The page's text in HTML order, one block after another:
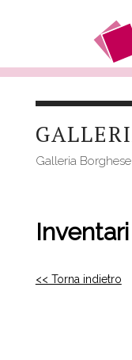
contenuto
Galleria
<< Torna indietro